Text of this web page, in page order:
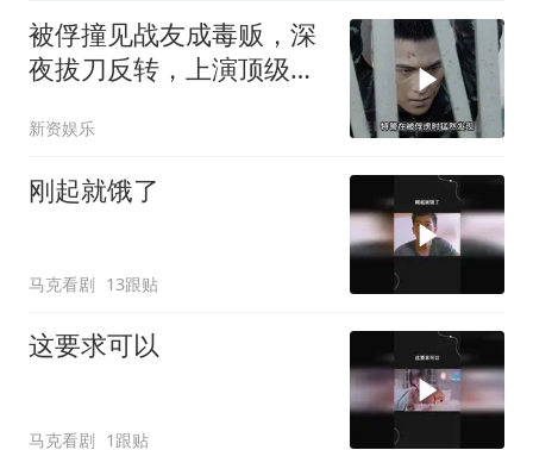
被俘撞见战友成毒贩，深
夜拔刀反转，上演顶级卧
新资娱乐
刚起就饿了
马克看剧 13跟贴
这要求可以
马克看剧 1跟贴